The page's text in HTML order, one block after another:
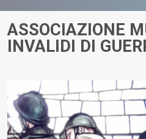
ASSOCIAZIONE
INVALIDI DI